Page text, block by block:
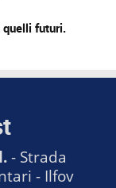
quelli futuri.
- Strada
- Ilfov